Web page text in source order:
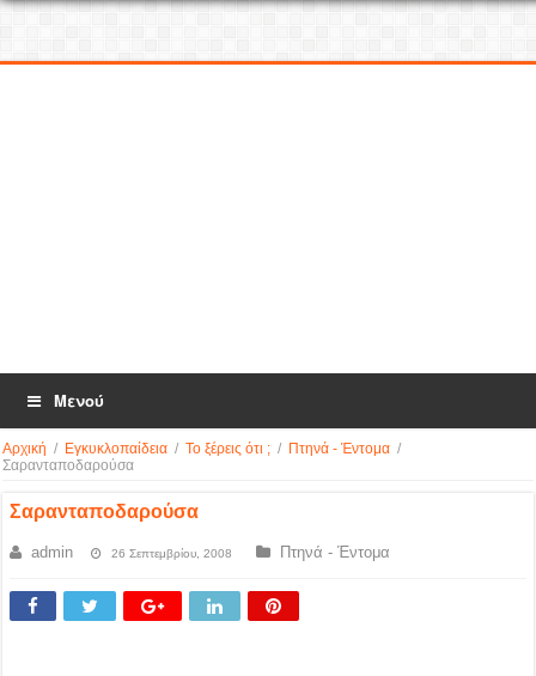
Μενού
Αρχική / Εγκυκλοπαίδεια / Το ξέρεις ότι ; / Πτηνά - Έντομα /
Σαρανταποδαρούσα
Σαρανταποδαρούσα
admin 26 Σεπτεμβρίου, 2008 Πτηνά - Έντομα